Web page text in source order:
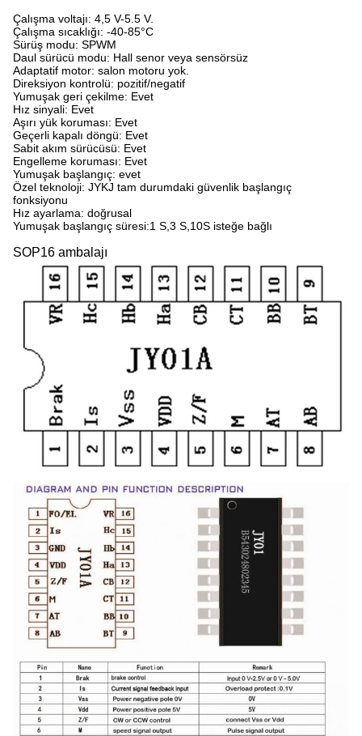
Çalışma voltajı: 4,5 V-5.5 V.
Çalışma sıcaklığı: -40-85°C
Sürüş modu: SPWM
Daul sürücü modu: Hall senor veya sensörsüz
Adaptatif motor: salon motoru yok.
Direksiyon kontrolü: pozitif/negatif
Yumuşak geri çekilme: Evet
Hız sinyali: Evet
Aşırı yük koruması: Evet
Geçerli kapalı döngü: Evet
Sabit akım sürücüsü: Evet
Engelleme koruması: Evet
Yumuşak başlangıç: evet
Özel teknoloji: JYKJ tam durumdaki güvenlik başlangıç
fonksiyonu
Hız ayarlama: doğrusal
Yumuşak başlangıç süresi:1 S,3 S,10S isteğe bağlı
SOP16 ambalajı